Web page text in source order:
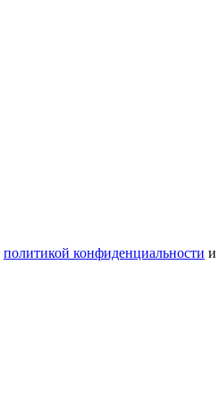
политикой конфиденциальности и